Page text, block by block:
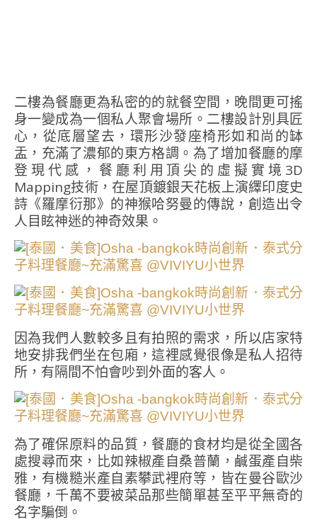
二樓為餐廳更為私密的的就餐空間，晚間更可搖
身一變成為一個私人聚會場所。二樓設計別具匠
心，從底層望去，環形沙發座椅形如和尚的缽
盂，充滿了濃郁的東方格調。為了增加餐廳的摩
登現代感，餐廳利用頂尖的虛擬實境3D
Mapping技術，在屋頂鍍銀天花板上演繹印度史
詩《羅摩衍那》的神猴哈努曼的傳說，創造出令
人目眩神迷的神奇效果。
因為我們人數較多且有拍照的需求，所以店家特
地安排我們坐在包廂，這裡感覺很像是私人招待
所，有隔間不怕會吵到外面的客人。
為了確保原料的品質，餐廳的食材均是從全國各
處搜尋而來，比如辣椒產自桑普蘭，鹹蛋產自柴
雅，有機糙米產自素攀武裡府等，皆在曼谷歐沙
餐廳，千萬不要被菜品那些簡單甚至平平無奇的
名字騙倒。